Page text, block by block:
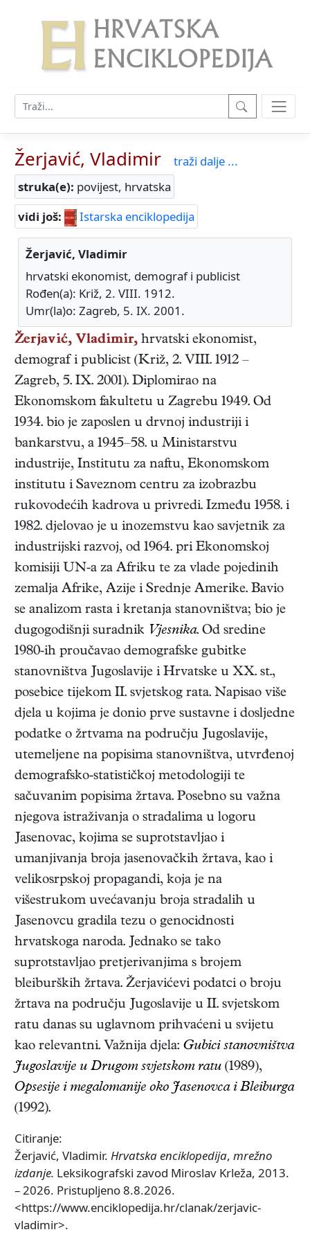
Žerjavić, Vladimir
traži dalje ...
struka(e): povijest, hrvatska
vidi još:
Istarska enciklopedija
Žerjavić, Vladimir
hrvatski ekonomist, demograf i publicist
Rođen(a): Križ, 2. VIII. 1912.
Umr(la)o: Zagreb, 5. IX. 2001.
Žerjavić, Vladimir, hrvatski ekonomist,
demograf i publicist (Križ, 2. VIII. 1912 –
Zagreb, 5. IX. 2001). Diplomirao na
Ekonomskom fakultetu u Zagrebu 1949. Od
1934. bio je zaposlen u drvnoj industriji i
bankarstvu, a 1945–58. u Ministarstvu
industrije, Institutu za naftu, Ekonomskom
institutu i Saveznom centru za izobrazbu
rukovodećih kadrova u privredi. Između 1958. i
1982. djelovao je u inozemstvu kao savjetnik za
industrijski razvoj, od 1964. pri Ekonomskoj
komisiji UN-a za Afriku te za vlade pojedinih
zemalja Afrike, Azije i Srednje Amerike. Bavio
se analizom rasta i kretanja stanovništva; bio je
dugogodišnji suradnik Vjesnika. Od sredine
1980-ih proučavao demografske gubitke
stanovništva Jugoslavije i Hrvatske u XX. st.,
posebice tijekom II. svjetskog rata. Napisao više
djela u kojima je donio prve sustavne i dosljedne
podatke o žrtvama na području Jugoslavije,
utemeljene na popisima stanovništva, utvrđenoj
demografsko-statističkoj metodologiji te
sačuvanim popisima žrtava. Posebno su važna
njegova istraživanja o stradalima u logoru
Jasenovac, kojima se suprotstavljao i
umanjivanja broja jasenovačkih žrtava, kao i
velikosrpskoj propagandi, koja je na
višestrukom uvećavanju broja stradalih u
Jasenovcu gradila tezu o genocidnosti
hrvatskoga naroda. Jednako se tako
suprotstavljao pretjerivanjima s brojem
bleiburških žrtava. Žerjavićevi podatci o broju
žrtava na području Jugoslavije u II. svjetskom
ratu danas su uglavnom prihvaćeni u svijetu
kao relevantni. Važnija djela: Gubici stanovništva
Jugoslavije u Drugom svjetskom ratu (1989),
Opsesije i megalomanije oko Jasenovca i Bleiburga
(1992).
Citiranje:
Žerjavić, Vladimir. Hrvatska enciklopedija, mrežno
izdanje. Leksikografski zavod Miroslav Krleža, 2013.
– 2026. Pristupljeno 8.8.2026.
<https://www.enciklopedija.hr/clanak/zerjavic-
vladimir>.